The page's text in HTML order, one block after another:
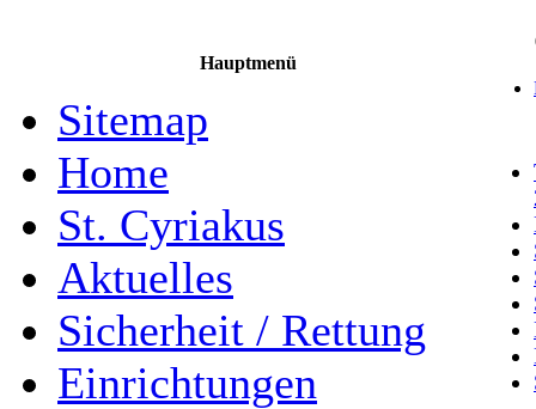
Hauptmenü
Sitemap
Home
St. Cyriakus
Aktuelles
Sicherheit / Rettung
Einrichtungen